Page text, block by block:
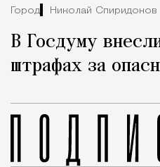
Город Николай Спиридонов
В Госдуму
штрафах за